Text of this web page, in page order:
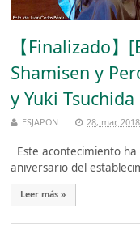
【Finalizado
Shamisen y
y Yuki Tsuchida
ESJAPON 28, mar, 2018
Este acontecimiento
aniversario del
Leer más »